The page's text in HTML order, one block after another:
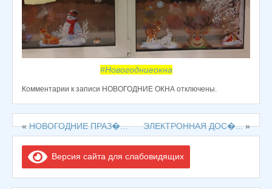
#Новогодниеокна
Комментарии к записи НОВОГОДНИЕ ОКНА отключены.
«НОВОГОДНИЕ ПРАЗ�... ЭЛЕКТРОННАЯ ДОС�...»
Версия сайта для слабовидящих